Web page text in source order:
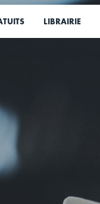
LIBRAIRIE